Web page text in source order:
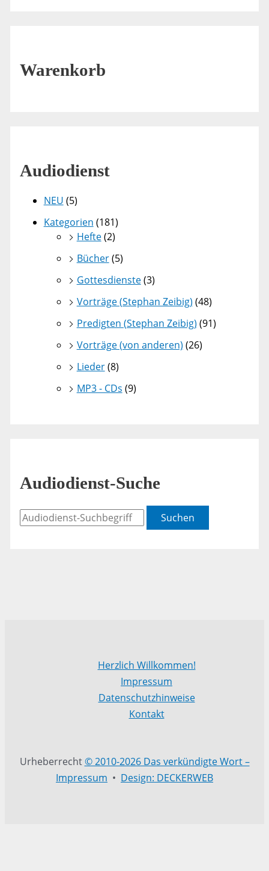
Warenkorb
Audiodienst
NEU (5)
Kategorien (181)
Hefte(2)
Bücher(5)
Gottesdienste(3)
Vorträge (Stephan Zeibig) (48)
Predigten (Stephan Zeibig) (91)
Vorträge (von anderen) (26)
Lieder(8)
MP3 - CDs (9)
Audiodienst-Suche
Suchen
Herzlich Willkommen!
Impressum
Datenschutzhinweise
Kontakt
Urheberrecht© 2010-2026 Das verkündigte Wort –
Impressum • Design: DECKERWEB